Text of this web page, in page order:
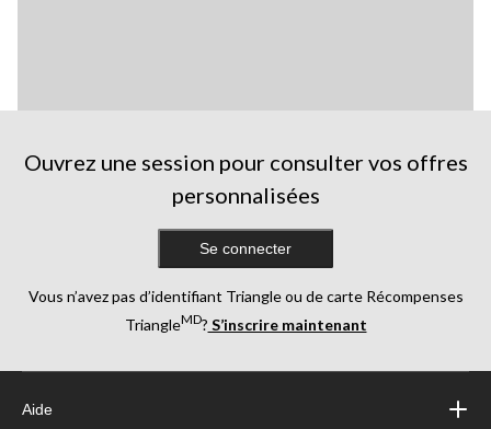
Ouvrez une session pour consulter vos offres
personnalisées
Se connecter
Vous n’avez pas d’identifiant Triangle ou de carte Récompenses
TriangleMD? S’inscrire maintenant
Aide